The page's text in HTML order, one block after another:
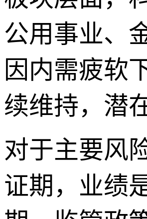
公用事业、
因内需疲软
续维持，潜
对于主要风
证期，业绩